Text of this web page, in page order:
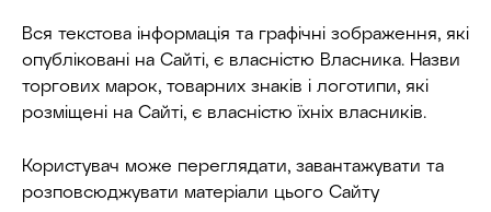
Вся текстова інформація та графічні зображення, які
опубліковані на Сайті, є власністю Власника. Назви
торгових марок, товарних знаків і логотипи, які
розміщені на Сайті, є власністю їхніх власників.
Користувач може переглядати, завантажувати та
розповсюджувати матеріали цього Сайту